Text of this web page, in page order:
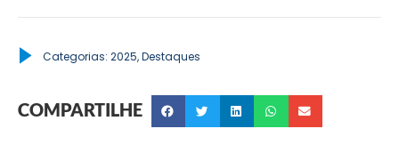
Categorias: 2025,Destaques
COMPARTILHE